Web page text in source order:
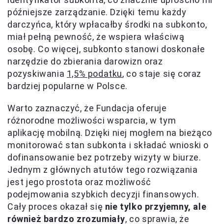
późniejsze zarządzanie. Dzięki temu każdy
darczyńca, który wpłacałby środki na subkonto,
miał pełną pewność, że wspiera właściwą
osobę. Co więcej, subkonto stanowi doskonałe
narzędzie do zbierania darowizn oraz
pozyskiwania 1,5% podatku, co staje się coraz
bardziej popularne w Polsce.
Warto zaznaczyć, że Fundacja oferuje
różnorodne możliwości wsparcia, w tym
aplikację mobilną. Dzięki niej mogłem na bieżąco
monitorować stan subkonta i składać wnioski o
dofinansowanie bez potrzeby wizyty w biurze.
Jednym z głównych atutów tego rozwiązania
jest jego prostota oraz możliwość
podejmowania szybkich decyzji finansowych.
Cały proces okazał się nie tylko przyjemny, ale
również bardzo zrozumiały, co sprawia, że